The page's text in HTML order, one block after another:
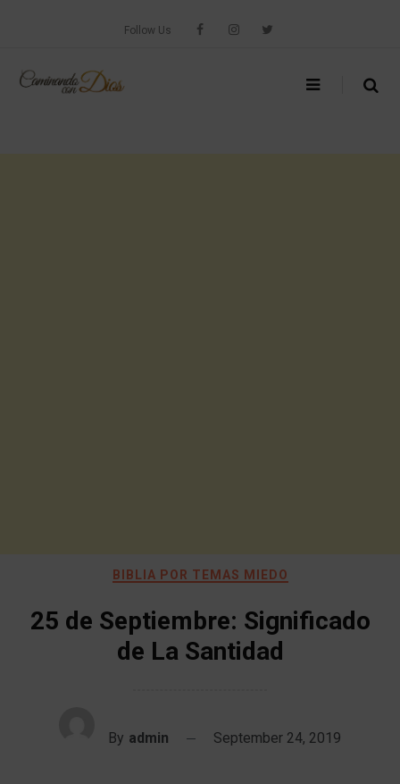
Follow Us
BIBLIA POR TEMAS MIEDO
25 de Septiembre: Significado
de La Santidad
By admin September 24, 2019